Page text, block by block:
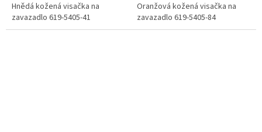
Hnědá kožená visačka na
zavazadlo 619-5405-41
Oranžová kožená visačka na
zavazadlo 619-5405-84